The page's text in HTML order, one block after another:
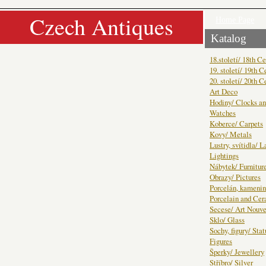
Czech Antiques Katalog
18.století/ 18th
19. století/ 19th
20. století/ 20th
Art Deco
Hodiny/ Clocks
Watches
Koberce/ Carpets
Kovy/ Metals
Lustry, svítidla/
Lightings
Nábytek/
Obrazy/ Pictures
Porcelán,
Porcelain and
Secese/ Art
Sklo/ Glass
Sochy, figury/
Figures
Šperky/ Jewellery
Stříbro/ Silver